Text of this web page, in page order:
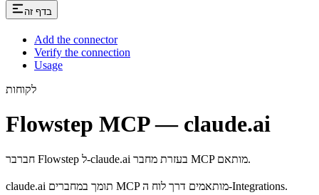
בדף זה
Add the connector
Verify the connection
Usage
לקוחות
Flowstep MCP — claude.ai
חברבר Flowstep ל-claude.ai בעזרת מחבר MCP מותאם.
claude.ai תומך במחברים MCP מותאמים דרך לוח ה-Integrations.